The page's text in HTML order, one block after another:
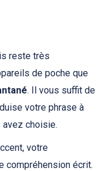
reste très
de poche que
. Il vous suffit de
votre phrase à
avez choisie.
votre
compréhension écrit.